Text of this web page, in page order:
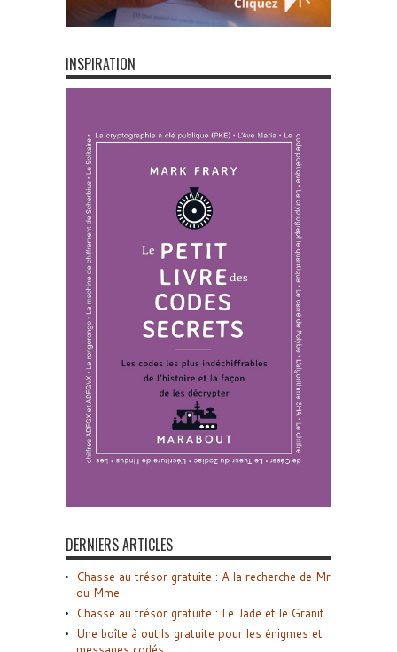
INSPIRATION
DERNIERS ARTICLES
Chasse au trésor gratuite : A la recherche de Mr
ou Mme
Chasse au trésor gratuite : Le Jade et le Granit
Une boîte à outils gratuite pour les énigmes et